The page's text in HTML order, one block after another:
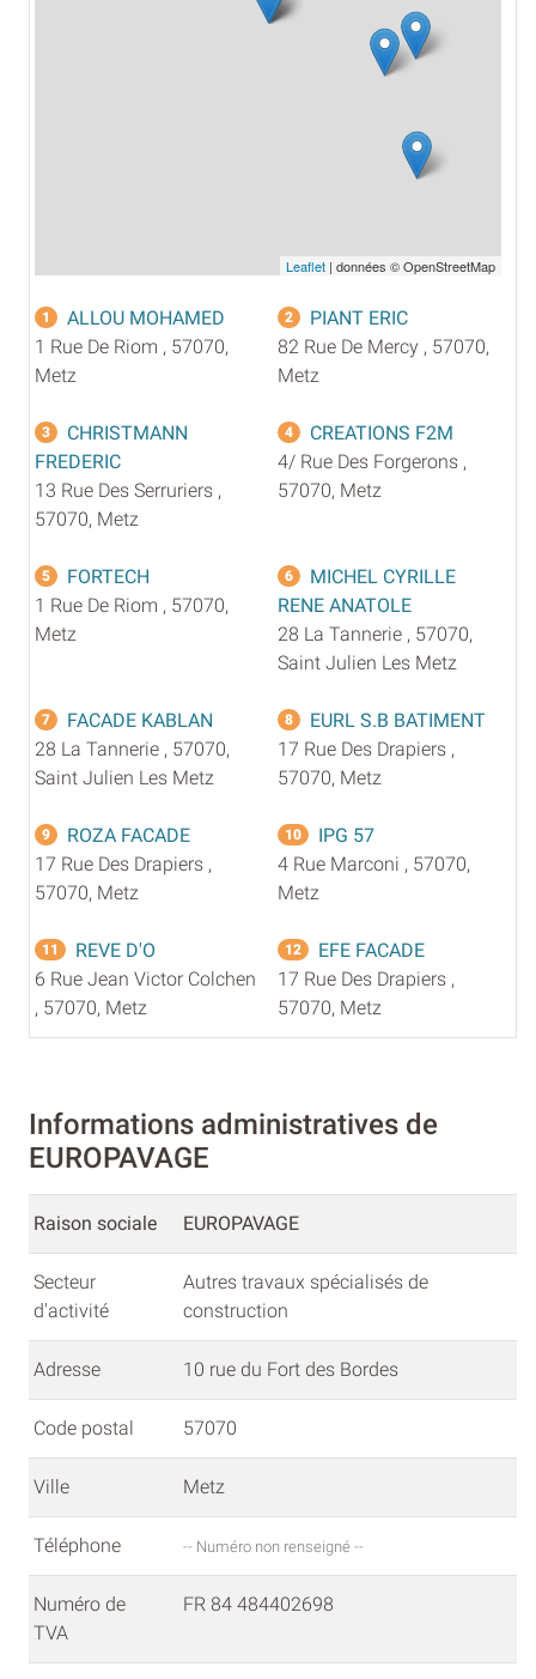
Leaflet | données © OpenStreetMap
1
ALLOU MOHAMED
1 Rue De Riom , 57070,
Metz
2
PIANT ERIC
82 Rue De Mercy , 57070,
Metz
3
CHRISTMANN
FREDERIC
13 Rue Des Serruriers ,
57070, Metz
4
CREATIONS F2M
4/ Rue Des Forgerons ,
57070, Metz
5
FORTECH
1 Rue De Riom , 57070,
Metz
6
MICHEL CYRILLE
RENE ANATOLE
28 La Tannerie , 57070,
Saint Julien Les Metz
7
FACADE KABLAN
28 La Tannerie , 57070,
Saint Julien Les Metz
8
EURL S.B BATIMENT
17 Rue Des Drapiers ,
57070, Metz
9
ROZA FACADE
17 Rue Des Drapiers ,
57070, Metz
10
IPG 57
4 Rue Marconi , 57070,
Metz
11
REVE D'O
6 Rue Jean Victor Colchen
, 57070, Metz
12
EFE FACADE
17 Rue Des Drapiers ,
57070, Metz
Informations administratives de
EUROPAVAGE
Raison sociale EUROPAVAGE
Secteur
d'activité
Autres travaux spécialisés de
construction
Adresse 10 rue du Fort des Bordes
Code postal 57070
Ville Metz
Téléphone -- Numéro non renseigné --
Numéro de
TVA
FR 84 484402698